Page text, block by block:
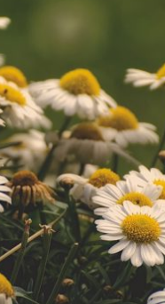
Telusuri jalan Ilmu
Syurga
5 December 2021
Bahaya Dosa Riya
5 December 2021
Adab seorang
Dirinya Sendiri
21 May 2021